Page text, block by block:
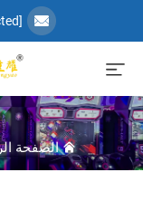
[email protected]
الصفحة